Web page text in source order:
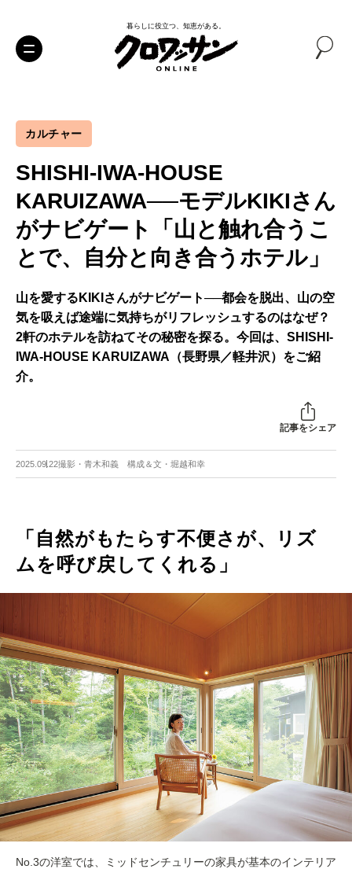
暮らしに役立つ、知恵がある。
カルチャー
SHISHI-IWA-HOUSE
KARUIZAWA──モデルKIKIさん
がナビゲート「山と触れ合うこ
とで、自分と向き合うホテル」
山を愛するKIKIさんがナビゲート──都会を脱出、山の空
気を吸えば途端に気持ちがリフレッシュするのはなぜ？
2軒のホテルを訪ねてその秘密を探る。今回は、SHISHI-
IWA-HOUSE KARUIZAWA（長野県／軽井沢）をご紹
介。
記事をシェア
2025.09.22撮影・青木和義 構成＆文・堀越和幸
「自然がもたらす不便さが、リズ
ムを呼び戻してくれる」
No.3の洋室では、ミッドセンチュリーの家具が基本のインテリア